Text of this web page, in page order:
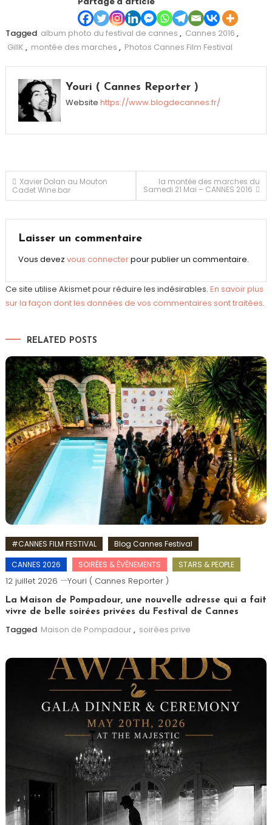
Tagged album photo du festival de cannes , Cannes 2016 ,
GillK , montée des marches , Photos Cannes Film Festival
Youri ( Cannes Reporter )
Website https://www.blogdecannes.fr/
Navigation
l’article
Xavier Dolan au Mouton
Cadet Wine bar
la montée des marches du
Samedi 21 Mai – CANNES 2016
Laisser un commentaire
Vous devez vous connecterpour publier un commentaire.
Ce site utilise Akismet pour réduire les indésirables. En savoir plus
sur la façon dont les données de vos commentaires sont traitées.
RELATED POSTS
#CANNES FILM FESTIVAL
Blog Cannes Festival
CANNES 2026
SOIRÉES & ÉVÉNEMENTS STARS & PEOPLE
12 juillet 2026 Youri ( Cannes Reporter )
La Maison de Pompadour, une nouvelle adresse qui a fait
vivre de belle soirées privées du Festival de Cannes
Tagged Maison de Pompadour, soirées prive